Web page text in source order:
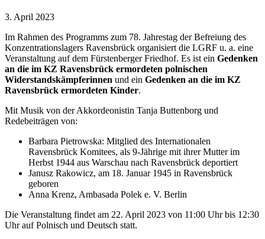
3. April 2023
Im Rahmen des Programms zum 78. Jahrestag der Befreiung des
Konzentrationslagers Ravensbrück organisiert die LGRF u. a. eine
Veranstaltung auf dem Fürstenberger Friedhof. Es ist ein Gedenken
an die im KZ Ravensbrück ermordeten polnischen
Widerstandskämpferinnen und ein Gedenken an die im KZ
Ravensbrück ermordeten Kinder.
Mit Musik von der Akkordeonistin Tanja Buttenborg und
Redebeiträgen von:
Barbara Pietrowska: Mitglied des Internationalen
Ravensbrück Komitees, als 9-Jährige mit ihrer Mutter im
Herbst 1944 aus Warschau nach Ravensbrück deportiert
Janusz Rakowicz, am 18. Januar 1945 in Ravensbrück
geboren
Anna Krenz, Ambasada Polek e. V. Berlin
Die Veranstaltung findet am 22. April 2023 von 11:00 Uhr bis 12:30
Uhr auf Polnisch und Deutsch statt.